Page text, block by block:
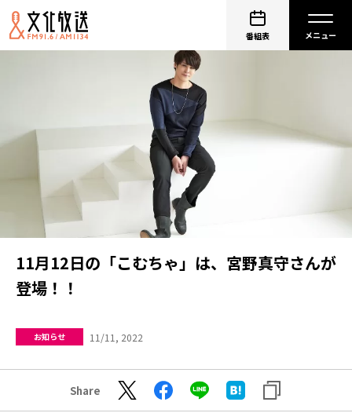
番組表
11月12日の「こむちゃ」は、宮野真守さんが
登場！！
お知らせ 11/11, 2022
Share